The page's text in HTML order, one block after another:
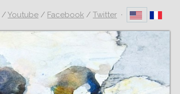
/Youtube / Facebook / Twitter ·